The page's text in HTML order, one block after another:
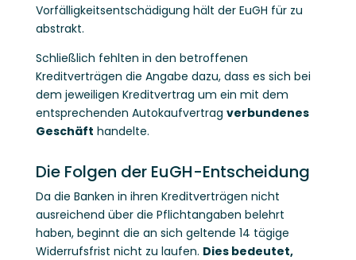
Vorfälligkeitsentschädigung hält der EuGH für zu
abstrakt.
Schließlich fehlten in den betroffenen
Kreditverträgen die Angabe dazu, dass es sich bei
dem jeweiligen Kreditvertrag um ein mit dem
entsprechenden Autokaufvertrag verbundenes
Geschäft handelte.
Die Folgen der EuGH-Entscheidung
Da die Banken in ihren Kreditverträgen nicht
ausreichend über die Pflichtangaben belehrt
haben, beginnt die an sich geltende 14 tägige
Widerrufsfrist nicht zu laufen. Dies bedeutet,